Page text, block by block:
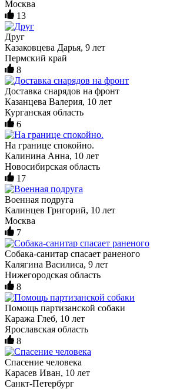
Москва
13
Друг
Казаковцева Дарья, 9 лет
Пермский край
8
Доставка снарядов на фронт
Казанцева Валерия, 10 лет
Курганская область
6
На границе спокойно.
Калинина Анна, 10 лет
Новосибирская область
17
Военная подруга
Калинцев Григорий, 10 лет
Москва
7
Собака-санитар спасает раненого
Калягина Василиса, 9 лет
Нижегородская область
8
Помощь партизанской собаки
Каража Глеб, 10 лет
Ярославская область
8
Спасение человека
Карасев Иван, 10 лет
Санкт-Петербург